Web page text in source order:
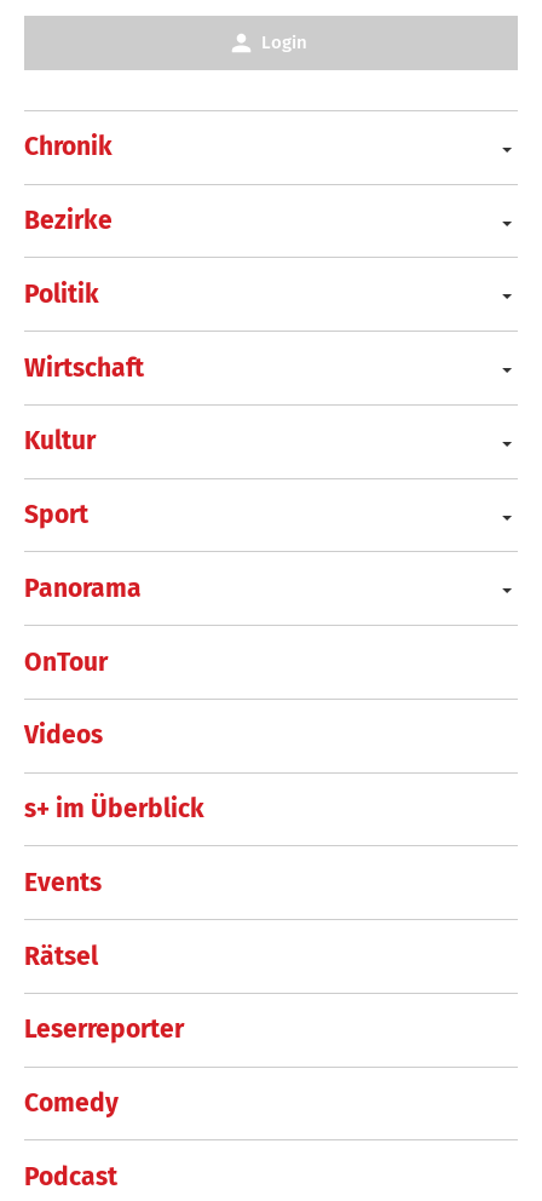
Chronik
Bezirke
Politik
Wirtschaft
Kultur
Sport
Panorama
OnTour
Videos
s+ im Überblick
Events
Rätsel
Leserreporter
Comedy
Podcast
Login